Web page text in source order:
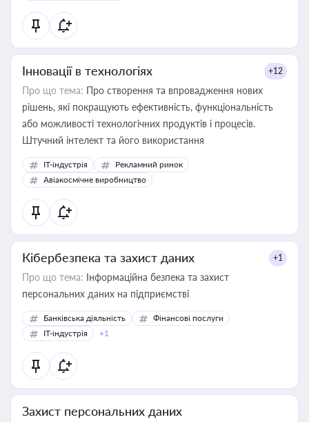
Інновації в технологіях +12
Про що тема: Про створення та впровадження нових
рішень, які покращують ефективність, функціональність
або можливості технологічних продуктів і процесів.
Штучний інтелект та його використання
IT-індустрія
Рекламний ринок
Авіакосмічне виробництво
Кібербезпека та захист даних +1
Про що тема: Інформаційна безпека та захист
персональних даних на підприємстві
Банківська діяльність
Фінансові послуги
IT-індустрія
+1
Захист персональних даних